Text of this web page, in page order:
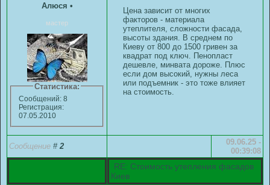
Алюся •
мастер
Статистика:
Сообщений: 8
Регистрация:
07.05.2010
Цена зависит от многих
факторов - материала
утеплителя, сложности фасада,
высоты здания. В среднем по
Киеву от 800 до 1500 гривен за
квадрат под ключ. Пенопласт
дешевле, минвата дороже. Плюс
если дом высокий, нужны леса
или подъемник - это тоже влияет
на стоимость.
Сообщение # 2
09.06.25 -
00:39:08
RE: Стоимость утепления фасадов
Киев